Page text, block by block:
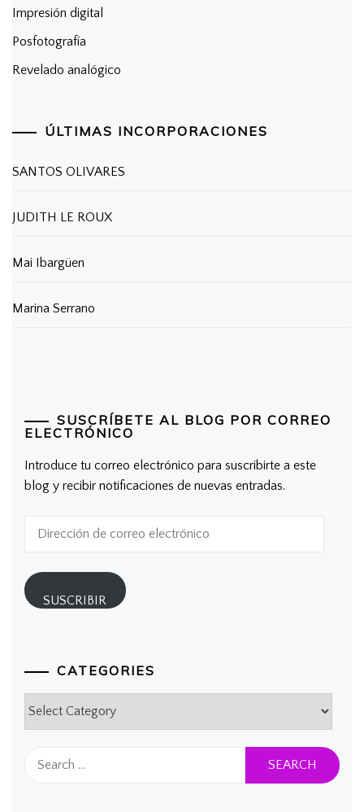
Impresión digital
Posfotografía
Revelado analógico
ÚLTIMAS INCORPORACIONES
SANTOS OLIVARES
JUDITH LE ROUX
Mai Ibargüen
Marina Serrano
SUSCRÍBETE AL BLOG POR CORREO
ELECTRÓNICO
Introduce tu correo electrónico para suscribirte a este
blog y recibir notificaciones de nuevas entradas.
electrónico
SUSCRIBIR
CATEGORIES
for: